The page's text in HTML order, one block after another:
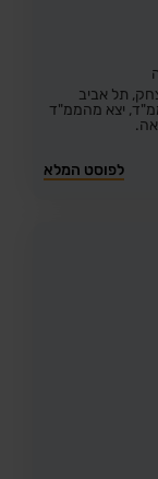
תל אביב
יצא מהממ"ד
לפוסט המלא